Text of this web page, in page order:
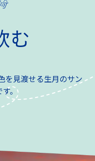
む
を見渡せる生月のサン
。